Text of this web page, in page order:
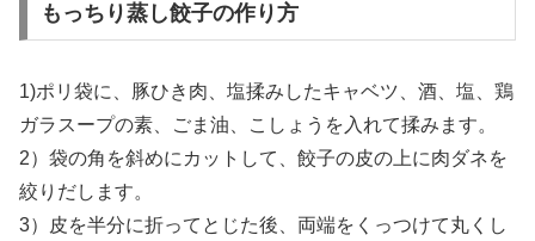
もっちり蒸し餃子の作り方
1)ポリ袋に、豚ひき肉、塩揉みしたキャベツ、酒、塩、鶏
ガラスープの素、ごま油、こしょうを入れて揉みます。
2）袋の角を斜めにカットして、餃子の皮の上に肉ダネを
絞りだします。
3）皮を半分に折ってとじた後、両端をくっつけて丸くし